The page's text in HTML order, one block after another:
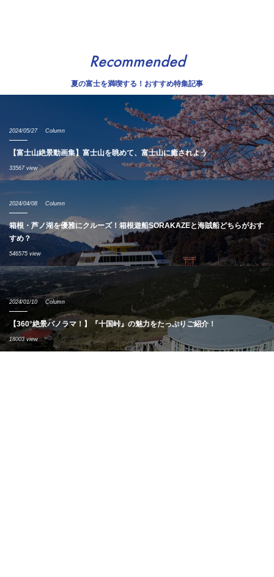
Recommended
夏の富士を満喫する！おすすめ特集記事
2024/05/27 Column
【富士山絶景動画集】富士山を眺めて、富士山に癒されよう
33567 view
2024/04/08 Column
箱根・芦ノ湖を優雅にクルーズ！箱根遊船SORAKAZEと海賊船どちらがおす
すめ？
546575 view
2024/01/10 Column
【360°絶景パノラマ！】『十国峠』の魅力をたっぷりご紹介！
18003 view